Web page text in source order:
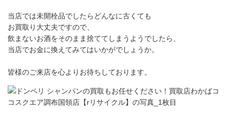
当店では未開栓品でしたらどんなに古くても
お買取り大丈夫ですので、
飲まないお酒をそのまま捨ててしまうようでしたら、
当店でお金に換えてみてはいかがでしょうか。
皆様のご来店を心よりお待ちしております。